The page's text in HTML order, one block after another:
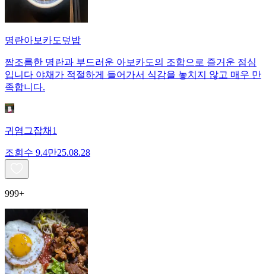
명란아보카도덮밥
짭조름한 명란과 부드러운 아보카도의 조합으로 즐거운 점심
입니다 야채가 적절하게 들어가서 식감을 놓치지 않고 매우 만
족합니다.
귀염그잡채1
조회수 9.4만25.08.28
999+